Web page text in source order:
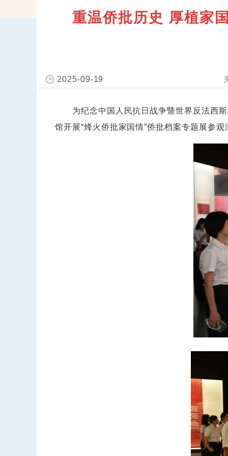
重温侨批历史 厚植家
2025-09-19
为纪念中国人民抗日战争暨世界反法西斯
馆开展“烽火侨批家国情”侨批档案专题展参观